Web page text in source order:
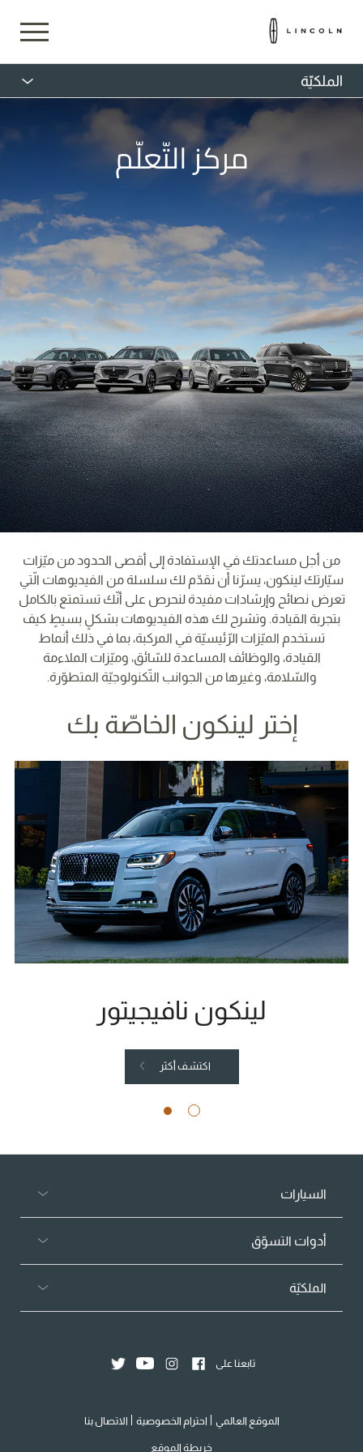
الملكيّة
مركز التّعلّم
من أجل مساعدتك في الإستفادة إلى أقصى الحدود من ميّزات
سيّارتك لينكون، يسرّنا أن نقدّم لك سلسلة من الفيديوهات الّتي
تعرض نصائح وإرشادات مفيدة لنحرص على أنّك تستمتع بالكامل
بتجربة القيادة. وتشرح لك هذه الفيديوهات بشكلٍ بسيطٍ كيف
تستخدم الميّزات الرّئيسيّة في المركبة، بما في ذلك أنماط
القيادة، والوظائف المساعدة للسّائق، وميّزات الملاءمة
والسّلامة، وغيرها من الجوانب التّكنولوجيّة المتطوّرة.
إختر لينكون الخاصّة بك
لينكون نافيجيتور
اكتشف أكثر
السيارات
أدوات التسوّق
الملكيّة
تابعنا على
الموقع العالمي احترام الخصوصية الاتصال بنا
خريطة الموقع